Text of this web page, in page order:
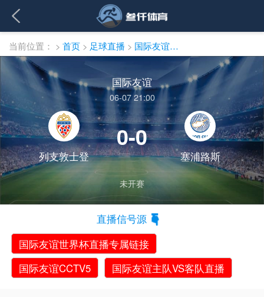
当前位置： > 首页 > 足球直播 > 国际友谊直播
国际友谊
06-07 21:00
列支敦士登
0-0
塞浦路斯
未开赛
直播信号源
国际友谊世界杯直播专属链接
国际友谊CCTV5
国际友谊主队VS客队直播